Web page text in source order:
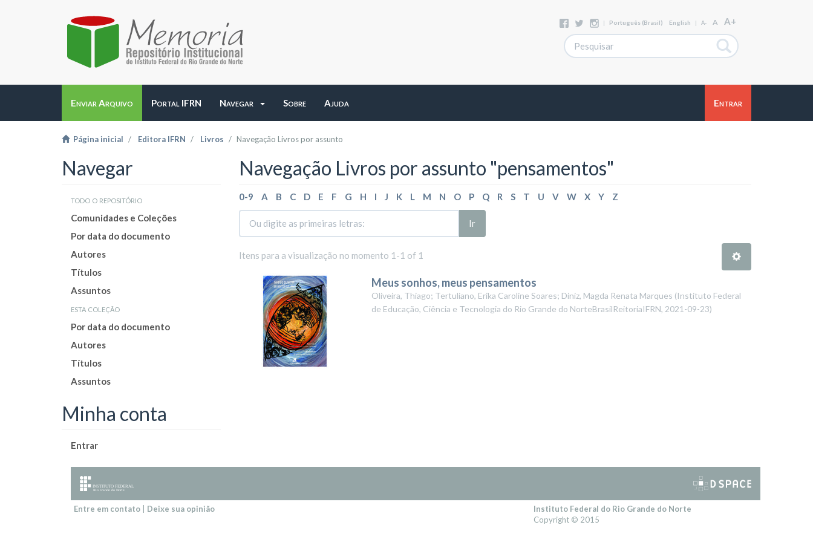
| Português (Brasil) English | A- A A+
Enviar Arquivo Portal IFRN Navegar Sobre Ajuda Entrar
Página inicial Editora IFRN Livros Navegação Livros por assunto
Navegar
todo o repositório
Comunidades e Coleções
Por data do documento
Autores
Títulos
Assuntos
esta coleção
Por data do documento
Autores
Títulos
Assuntos
Minha conta
Entrar
Navegação Livros por assunto "pensamentos"
0-9 A B C D E F G H I J K L M N O P Q R S T U V W X Y Z
Ir
Itens para a visualização no momento 1-1 of 1
Meus sonhos, meus pensamentos
Oliveira, Thiago; Tertuliano, Erika Caroline Soares; Diniz, Magda Renata Marques (Instituto Federal
de Educação, Ciência e Tecnologia do Rio Grande do NorteBrasilReitoriaIFRN, 2021-09-23)
Entre em contato Deixe sua opinião
Instituto Federal do Rio Grande do Norte
Copyright © 2015